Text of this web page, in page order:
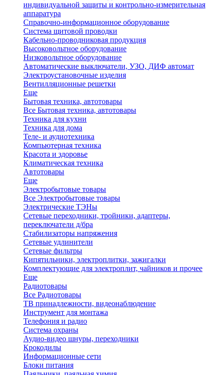
индивидуальной защиты и контрольно-измерительная
аппаратура
Справочно-информационное оборудование
Система щитовой проводки
Кабельно-проводниковая продукция
Высоковольтное оборудование
Низковольтное оборудование
Автоматические выключатели, УЗО, ДИФ автомат
Электроустановочные изделия
Вентилляционные решетки
Еще
Бытовая техника, автотовары
Все Бытовая техника, автотовары
Техника для кухни
Техника для дома
Теле- и аудиотехника
Компьютерная техника
Красота и здоровье
Климатическая техника
Автотовары
Еще
Электробытовые товары
Все Электробытовые товары
Электрические ТЭНы
Сетевые переходники, тройники, адаптеры,
переключатели д/бра
Стабилизаторы напряжения
Сетевые удлинители
Сетевые фильтры
Кипятильники, электроплитки, зажигалки
Комплектующие для электроплит, чайников и прочее
Еще
Радиотовары
Все Радиотовары
ТВ принадлежности, видеонаблюдение
Инструмент для монтажа
Телефония и радио
Система охраны
Аудио-видео шнуры, переходники
Крокодилы
Информационные сети
Блоки питания